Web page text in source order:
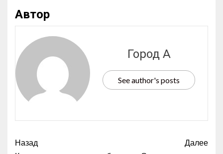
Автор
Город А
See author's posts
Назад
Далее